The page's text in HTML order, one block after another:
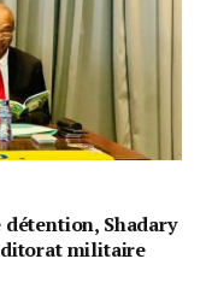
Shadary
militaire